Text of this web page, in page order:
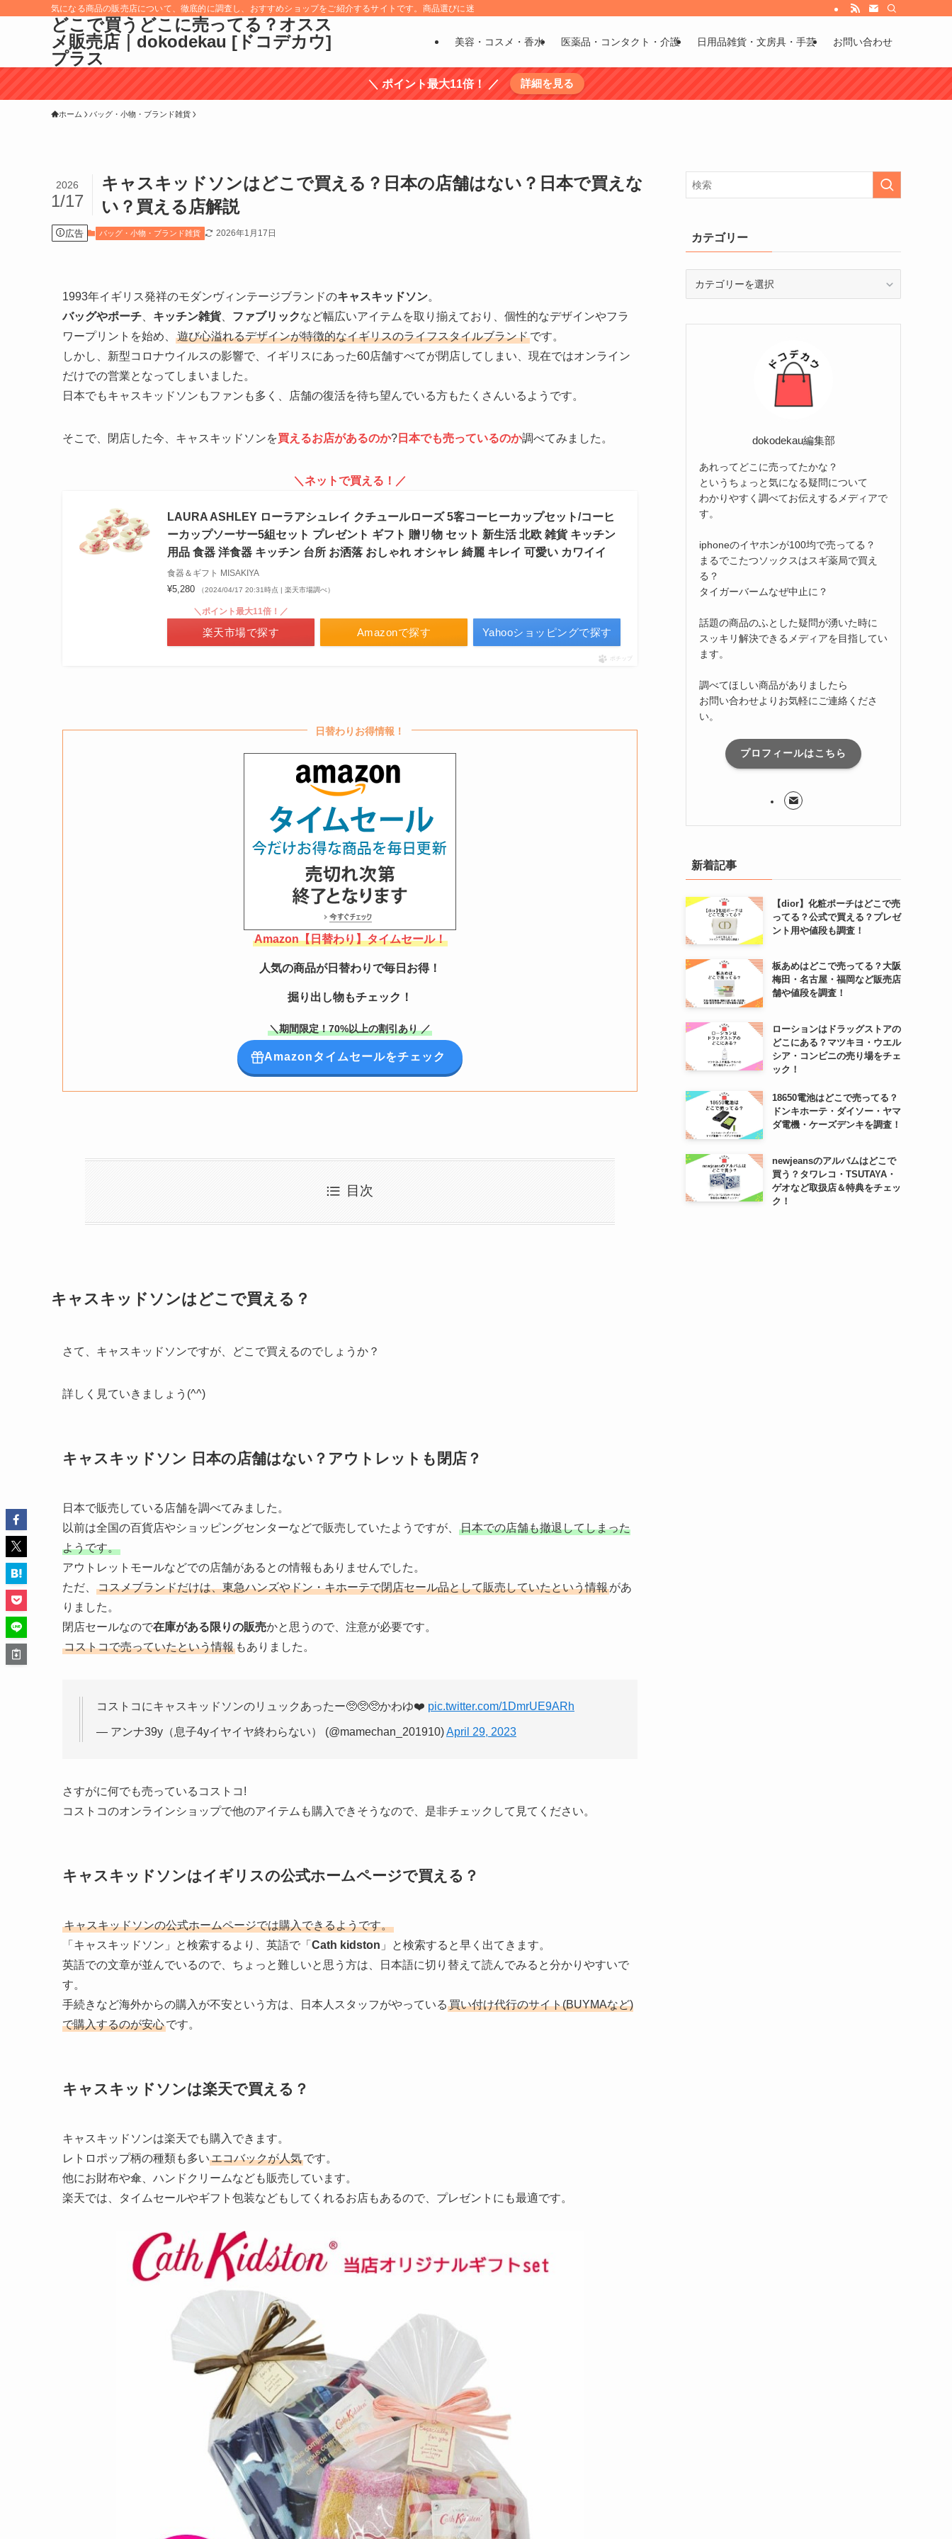
気になる商品の販売店について、徹底的に調査し、おすすめショップをご紹介するサイトです。商品選びに迷うものについては、商品の特徴を調べ選び方などもお伝えしています。
どこで買うどこに売ってる？オスス
メ販売店｜dokodekau [ドコデカウ]
プラス
美容・コスメ・香水 医薬品・コンタクト・介護 日用品雑貨・文房具・手芸 お問い合わせ
＼ ポイント最大11倍！ ／ 詳細を見る
ホーム バッグ・小物・ブランド雑貨
キャスキッドソンはどこで買える？日本の店舗はない？日本で買えな
い？買える店解説
2026
1/17
広告 バッグ・小物・ブランド雑貨 2026年1月17日
1993年イギリス発祥のモダンヴィンテージブランドのキャスキッドソン。
バッグやポーチ
キッチン雑貨、 ファブリックなど幅広いアイテムを取り揃えており、個性的なデザインやフラ
ワープリントを始め、
遊び心溢れるデザインが特徴的なイギリスのライフスタイルブランドです。
しかし、新型コロナウイルスの影響で、イギリスにあった60店舗すべてが閉店してしまい、現在ではオンライン
だけでの営業となってしまいました。
日本でもキャスキッドソンもファンも多く、店舗の復活を待ち望んでいる方もたくさんいるようです。
そこで、閉店した今、キャスキッドソンを買えるお店があるのか? 日本でも売っているのか調べてみました。
＼ネットで買える！／
LAURA ASHLEY ローラアシュレイ クチュールローズ 5客コーヒーカップセット/コーヒ
ーカップソーサー5組セット プレゼント ギフト 贈リ物 セット 新生活 北欧 雑貨 キッチン
用品 食器 洋食器 キッチン 台所 お洒落 おしゃれ オシャレ 綺麗 キレイ 可愛い カワイイ
食器＆ギフト MISAKIYA
¥5,280 （2024/04/17 20:31時点 | 楽天市場調べ）
Amazonで探す
＼ポイント最大11倍！／
楽天市場で探す Yahooショッピングで探す
ポチップ
日替わりお得情報！
Amazon【日替わり】タイムセール！
人気の商品が日替わりで毎日お得！
掘り出し物もチェック！
＼期間限定！70%以上の割引あり ／
Amazonタイムセールをチェック
目次
キャスキッドソンはどこで買える？
さて、キャスキッドソンですが、どこで買えるのでしょうか？
詳しく見ていきましょう(^^)
キャスキッドソン 日本の店舗はない？アウトレットも閉店？
日本で販売している店舗を調べてみました。
以前は全国の百貨店やショッピングセンターなどで販売していたようですが、
日本での店舗も撤退してしまった
ようです。
アウトレットモールなどでの店舗があるとの情報もありませんでした。
ただ、
コスメブランドだけは、東急ハンズやドン・キホーテで閉店セール品として販売していたという情報があ
りました。
閉店セールなので在庫がある限りの販売かと思うので、注意が必要です。
コストコで売っていたという情報 もありました。
コストコにキャスキッドソンのリュックあったー🥺🥺🥺かわゆ❤️ pic.twitter.com/1DmrUE9ARh
— アンナ39y（息子4yイヤイヤ終わらない） (@mamechan_201910)April 29, 2023
さすがに何でも売っているコストコ!
コストコのオンラインショップで他のアイテムも購入できそうなので、是非チェックして見てください。
キャスキッドソンはイギリスの公式ホームページで買える？
キャスキッドソンの公式ホームページでは購入できるようです。
「キャスキッドソン」と検索するより、英語で「 Cath kidston 」と検索すると早く出てきます。
英語での文章が並んでいるので、ちょっと難しいと思う方は、日本語に切り替えて読んでみると分かりやすいで
す。
手続きなど海外からの購入が不安という方は、日本人スタッフがやっている 買い付け代行のサイト(BUYMAなど)
で購入するのが安心です。
キャスキッドソンは楽天で買える？
キャスキッドソンは楽天でも購入できます。
レトロポップ柄の種類も多いエコバックが人気です。
他にお財布や傘、ハンドクリームなども販売しています。
楽天では、タイムセールやギフト包装などもしてくれるお店もあるので、プレゼントにも最適です。
カテゴリー
リ
dokodekau編集部
あれってどこに売ってたかな？
というちょっと気になる疑問について
わかりやすく調べてお伝えするメディアで
す。
iphoneのイヤホンが100均で売ってる？
まるでこたつソックスはスギ薬局で買え
る？
タイガーバームなぜ中止に？
話題の商品のふとした疑問が湧いた時に
スッキリ解決できるメディアを目指してい
ます。
調べてほしい商品がありましたら
お問い合わせよりお気軽にご連絡くださ
い。
プロフィールはこちら
新着記事
【dior】化粧ポーチはどこで売
ってる？公式で買える？プレゼ
ント用や値段も調査！
板あめはどこで売ってる？大阪
梅田・名古屋・福岡など販売店
舗や値段を調査！
ローションはドラッグストアの
どこにある？マツキヨ・ウエル
シア・コンビニの売り場をチェ
ック！
18650電池はどこで売ってる？
ドンキホーテ・ダイソー・ヤマ
ダ電機・ケーズデンキを調査！
newjeansのアルバムはどこで
買う？タワレコ・TSUTAYA・
ゲオなど取扱店＆特典をチェッ
ク！